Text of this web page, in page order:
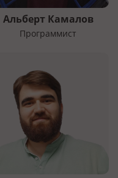
Альберт Камалов
Программист